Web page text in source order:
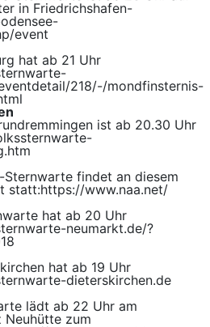
in Friedrichshafen-
event
hat ab 21 Uhr
218/-/mondfinsternis-
ist ab 20.30 Uhr
findet an diesem
statt:https://www.naa.net/
hat ab 20 Uhr
neumarkt.de/?
hat ab 19 Uhr
dieterskirchen.de
lädt ab 22 Uhr am
Neuhütte zum